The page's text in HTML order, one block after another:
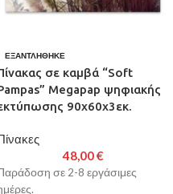
ΕΞΑΝΤΛΉΘΗΚΕ
σε καμβά “Soft
Megapap ψηφιακής
90x60x3εκ.
48,00€
σε 2-8 εργάσιμες